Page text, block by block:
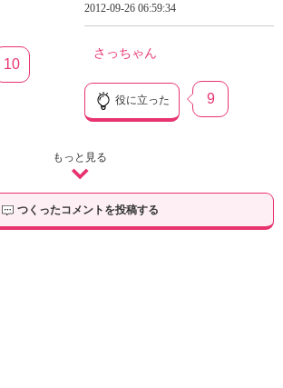
10
2012-09-26 06:59:34
さっちゃん
役に立った 9
もっと見る
つくったコメントを投稿する